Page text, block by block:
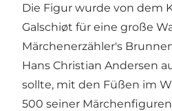
Die Figur wurde von dem
Galschiøt für eine große
Märchenerzähler's
Hans Christian Andersen
sollte, mit den Füßen im
500 seiner